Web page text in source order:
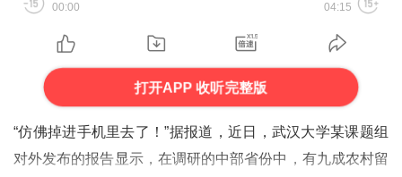
00:00 04:15
打开APP 收听完整版
“仿佛掉进手机里去了！”据报道，近日，武汉大学某课题组
对外发布的报告显示，在调研的中部省份中，有九成农村留